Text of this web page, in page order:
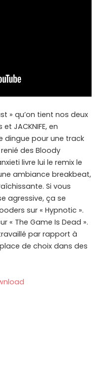
» qu’on tient nos deux
JACKNIFE, en
dingue pour une track
des Bloody
livre lui le remix le
ambiance breakbeat,
Si vous
agressive, ça se
sur « Hypnotic ».
« The Game Is Dead ».
par rapport à
de choix dans des